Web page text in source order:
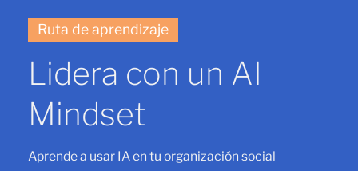
Ruta de aprendizaje
Lidera con un AI
Mindset
Aprende a usar IA en tu organización social